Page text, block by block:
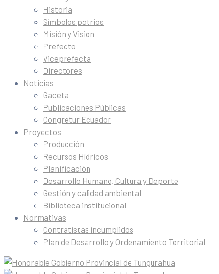
Historia
Símbolos patrios
Misión y Visión
Prefecto
Viceprefecta
Directores
Noticias
Gaceta
Publicaciones Públicas
Congretur Ecuador
Proyectos
Producción
Recursos Hídricos
Planificación
Desarrollo Humano, Cultura y Deporte
Gestión y calidad ambiental
Biblioteca institucional
Normativas
Contratistas incumplidos
Plan de Desarrollo y Ordenamiento Territorial